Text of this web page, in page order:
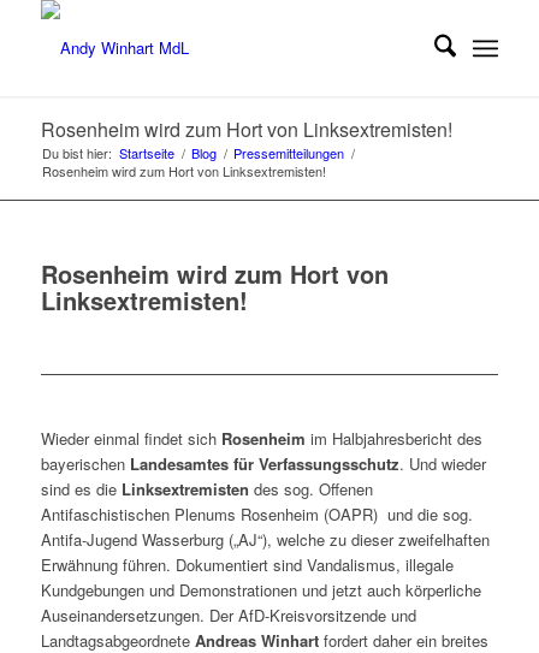
Rosenheim wird zum Hort von Linksextremisten!
Du bist hier: Startseite / Blog / Pressemitteilungen /
Rosenheim wird zum Hort von Linksextremisten!
Rosenheim wird zum Hort von
Linksextremisten!
Wieder einmal findet sich Rosenheim im Halbjahresbericht des
bayerischen Landesamtes für Verfassungsschutz. Und wieder
sind es die Linksextremisten des sog. Offenen
Antifaschistischen Plenums Rosenheim (OAPR) und die sog.
Antifa-Jugend Wasserburg („AJ“), welche zu dieser zweifelhaften
Erwähnung führen. Dokumentiert sind Vandalismus, illegale
Kundgebungen und Demonstrationen und jetzt auch körperliche
Auseinandersetzungen. Der AfD-Kreisvorsitzende und
Landtagsabgeordnete Andreas Winhartfordert daher ein breites